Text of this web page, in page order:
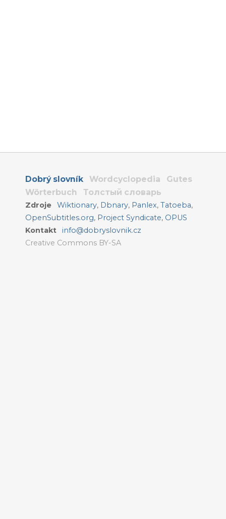
Dobrý slovník Wordcyclopedia
Gutes
Wörterbuch
Толстый словарь
Zdroje Wiktionary, Dbnary, Panlex,Tatoeba,
OpenSubtitles.org, Project Syndicate, OPUS
Kontakt
info@dobryslovnik.cz
Creative Commons BY-SA